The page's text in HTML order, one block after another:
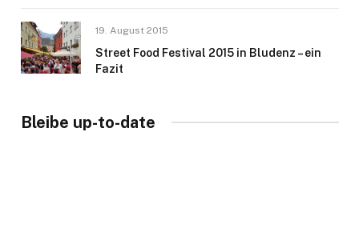
19. August 2015
Street Food Festival 2015 in Bludenz – ein
Fazit
Bleibe up-to-date